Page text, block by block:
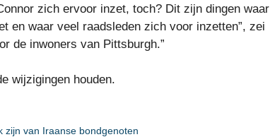
zich ervoor inzet, toch? Dit zijn dingen waar
en waar veel raadsleden zich voor inzetten”, zei
de inwoners van Pittsburgh.”
wijzigingen houden.
zijn van Iraanse bondgenoten